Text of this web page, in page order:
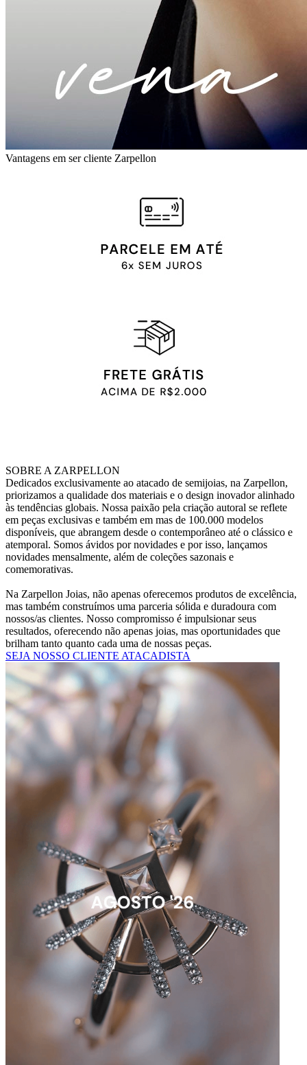
Vantagens em ser cliente Zarpellon
SOBRE A ZARPELLON
Dedicados exclusivamente ao atacado de semijoias, na Zarpellon,
priorizamos a qualidade dos materiais e o design inovador alinhado
às tendências globais. Nossa paixão pela criação autoral se reflete
em peças exclusivas e também em mas de 100.000 modelos
disponíveis, que abrangem desde o contemporâneo até o clássico e
atemporal. Somos ávidos por novidades e por isso, lançamos
novidades mensalmente, além de coleções sazonais e
comemorativas.
Na Zarpellon Joias, não apenas oferecemos produtos de excelência,
mas também construímos uma parceria sólida e duradoura com
nossos/as clientes. Nosso compromisso é impulsionar seus
resultados, oferecendo não apenas joias, mas oportunidades que
brilham tanto quanto cada uma de nossas peças.
SEJA NOSSO CLIENTE ATACADISTA